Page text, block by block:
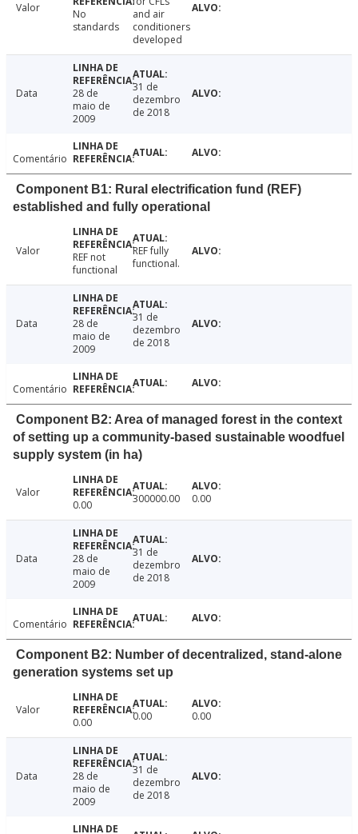
Valor
No
standards
and air
conditioners
developed
Data
28 de
maio de
2009
31 de
dezembro
de 2018
Comentário
Component B1: Rural electrification fund (REF)
established and fully operational
Valor
REF not
functional
REF fully
functional.
Data
28 de
maio de
2009
31 de
dezembro
de 2018
Comentário
Component B2: Area of managed forest in the context
of setting up a community-based sustainable woodfuel
supply system (in ha)
Valor
0.00
300000.00 0.00
Data
28 de
maio de
2009
31 de
dezembro
de 2018
Comentário
Component B2: Number of decentralized, stand-alone
generation systems set up
Valor
0.00
0.00 0.00
Data
28 de
maio de
2009
31 de
dezembro
de 2018